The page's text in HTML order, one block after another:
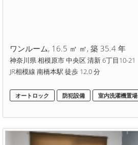
ワンルーム, 16.5 ㎡ ㎡, 築 35.4 年
神奈川県 相模原市 中央区 清新 6丁目10-21
JR相模線 南橋本駅 徒歩 12.0 分
オートロック 防犯設備 室内洗濯機置場